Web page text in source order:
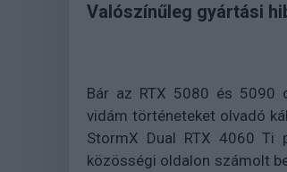
Valószínűleg gyártási
Bár az RTX 5080 és 5090
vidám történeteket olvadó
StormX Dual RTX 4060 Ti
közösségi oldalon számolt